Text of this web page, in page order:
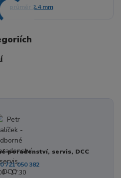
průměr 2.4 mm
poradenství, servis, DCC
721 050 382
- 17:30